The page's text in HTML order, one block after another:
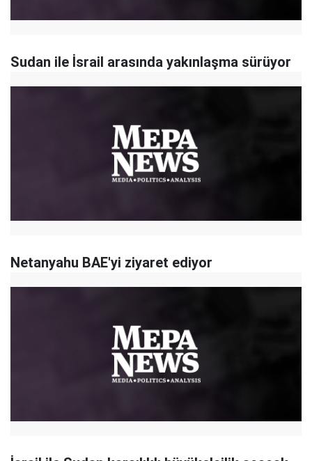
Sudan ile İsrail arasında yakınlaşma sürüyor
Netanyahu BAE'yi ziyaret ediyor